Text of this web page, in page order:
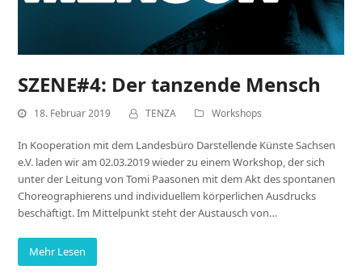
SZENE#4: Der tanzende Mensch
18. Februar 2019 TENZA Workshops
In Kooperation mit dem Landesbüro Darstellende Künste Sachsen
e.V. laden wir am 02.03.2019 wieder zu einem Workshop, der sich
unter der Leitung von Tomi Paasonen mit dem Akt des spontanen
Choreographierens und individuellem körperlichen Ausdrucks
beschäftigt. Im Mittelpunkt steht der Austausch von…
Mehr Lesen